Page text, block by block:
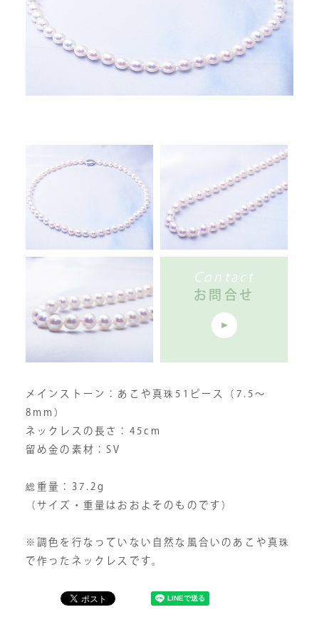
メインストーン：あこや真珠51ピース（7.5〜
8mm）
ネックレスの長さ：45cm
留め金の素材：SV
総重量：37.2g
（サイズ・重量はおおよそのものです）
※調色を行なっていない自然な風合いのあこや真珠
で作ったネックレスです。
Contact
お問合せ